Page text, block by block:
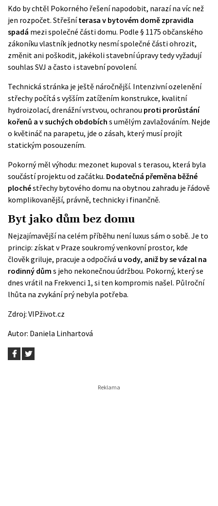
Kdo by chtěl Pokorného řešení napodobit, narazí na víc než
jen rozpočet. Střešníterasa v bytovém domě zpravidla
spadá mezi společné části domu. Podle § 1175 občanského
zákoníku vlastník jednotky nesmí společné části ohrozit,
změnit ani poškodit, jakékoli stavební úpravy tedy vyžadují
souhlas SVJ a často i stavební povolení.
Technická stránka je ještě náročnější. Intenzivní ozelenění
střechy počítá s vyšším zatížením konstrukce, kvalitní
hydroizolací, drenážní vrstvou, ochranou proti prorůstání
kořenů a v suchých obdobích s umělým zavlažováním. Nejde
o květináč na parapetu, jde o zásah, který musí projít
statickým posouzením.
Pokorný měl výhodu: mezonet kupoval s terasou, která byla
součástí projektu od začátku. Dodatečná přeměna běžné
plochéstřechy bytového domu na obytnou zahradu je řádově
komplikovanější, právně, technicky i finančně.
Byt jako dům bez domu
Nejzajímavější na celém příběhu není luxus sám o sobě. Je to
princip: získat v Praze soukromý venkovní prostor, kde
člověk griluje, pracuje a odpočívá u vody, aniž by se vázal na
rodinný dům s jeho nekonečnou údržbou. Pokorný, který se
dnes vrátil na Frekvenci 1, si ten kompromis našel. Půlroční
lhůta na zvykání prý nebyla potřeba.
Zdroj: VIPživot.cz
Autor: Daniela Linhartová